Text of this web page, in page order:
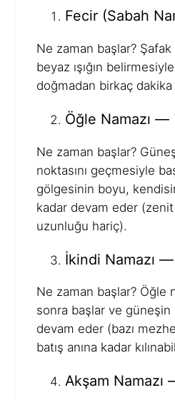
Fecir (Sabah
Ne zaman başlar?
beyaz ışığın
doğmadan birkaç
Öğle Namazı —
Ne zaman başlar?
noktasını geçmesiyle
gölgesinin boyu,
kadar devam eder (zenit
uzunluğu hariç).
İkindi Namazı —
Ne zaman başlar? Öğle
sonra başlar ve güneşin
devam eder (bazı
batış anına kadar
Akşam Namazı